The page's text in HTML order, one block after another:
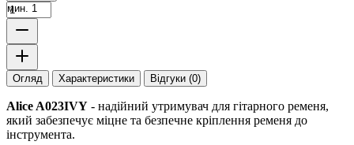
мин. 1
Огляд Характеристики Відгуки (0)
Alice A023IVY - надійний утримувач для гітарного ременя,
який забезпечує міцне та безпечне кріплення ременя до
інструмента.